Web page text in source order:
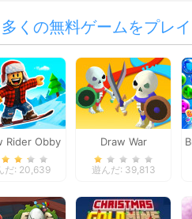
くの無料ゲームをプレイ
Rider Obby
Parkour
だ: 20,639
Draw War
遊んだ: 39,813